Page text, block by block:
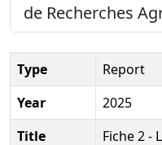
de Recherches
Type
Report
Year
2025
Title
Fiche 2 -